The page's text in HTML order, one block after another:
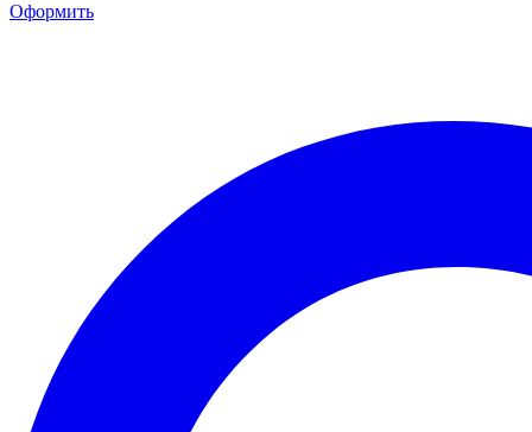
Оформить